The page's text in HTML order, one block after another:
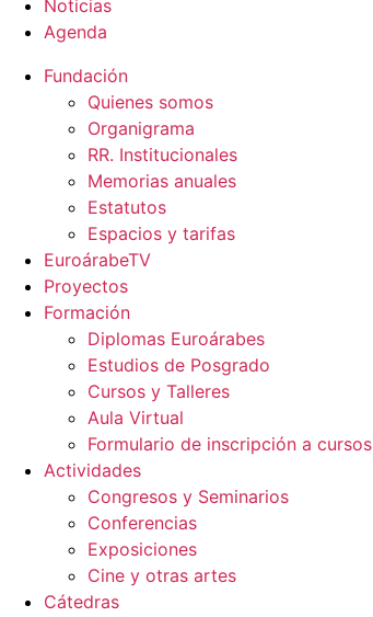
Noticias
Agenda
Fundación
Quienes somos
Organigrama
RR. Institucionales
Memorias anuales
Estatutos
Espacios y tarifas
EuroárabeTV
Proyectos
Formación
Diplomas Euroárabes
Estudios de Posgrado
Cursos y Talleres
Aula Virtual
Formulario de inscripción a cursos
Actividades
Congresos y Seminarios
Conferencias
Exposiciones
Cine y otras artes
Cátedras